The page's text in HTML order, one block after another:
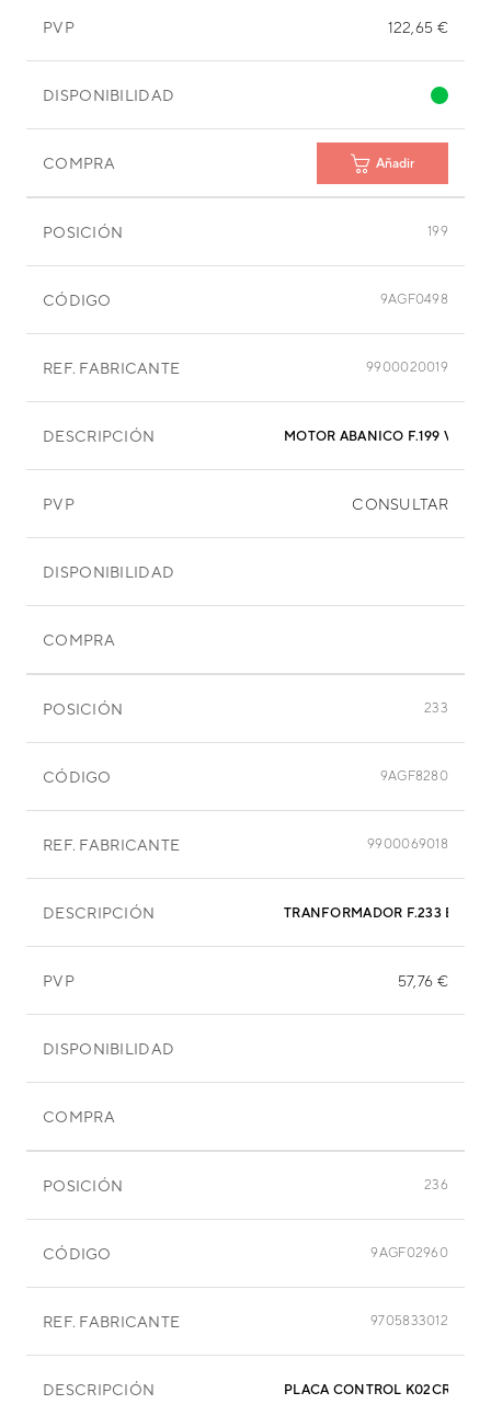
PVP 122,65 €
DISPONIBILIDAD
COMPRA Añadir
POSICIÓN 199
CÓDIGO 9AGF0498
REF. FABRICANTE 9900020019
DESCRIPCIÓN MOTOR
PVP CONSULTAR
DISPONIBILIDAD
COMPRA
POSICIÓN 233
CÓDIGO 9AGF8280
REF. FABRICANTE 9900069018
DESCRIPCIÓN
PVP 57,76 €
DISPONIBILIDAD
COMPRA
POSICIÓN 236
CÓDIGO 9AGF02960
REF. FABRICANTE 9705833012
DESCRIPCIÓN PLACA CONTROL K02CR-